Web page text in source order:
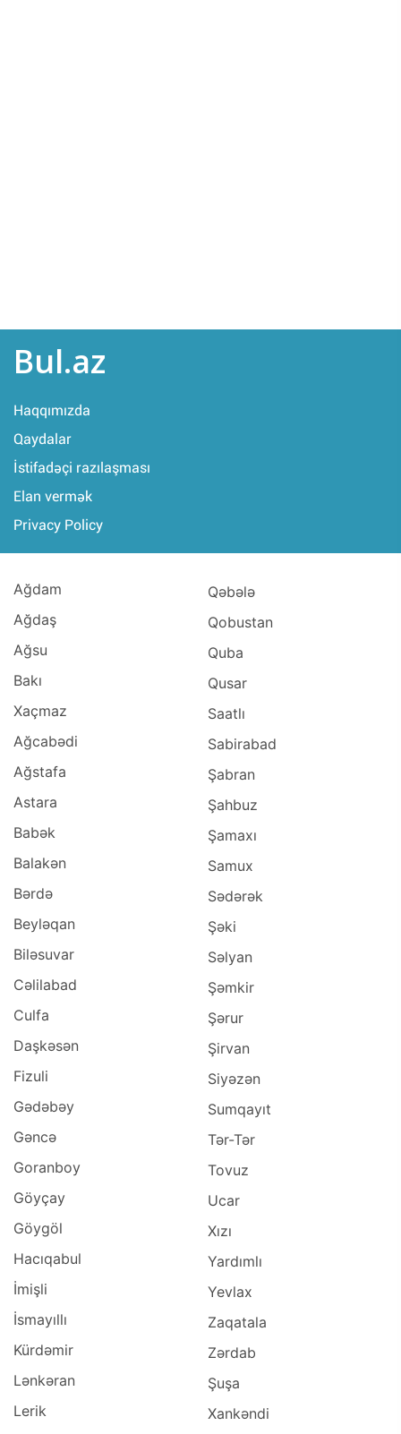
Bul.az
Haqqımızda
Qaydalar
İstifadəçi razılaşması
Elan vermək
Privacy Policy
Ağdam
Ağdaş
Ağsu
Bakı
Xaçmaz
Ağcabədi
Ağstafa
Astara
Babək
Balakən
Bərdə
Beyləqan
Biləsuvar
Cəlilabad
Culfa
Daşkəsən
Fizuli
Gədəbəy
Gəncə
Goranboy
Göyçay
Göygöl
Hacıqabul
İmişli
İsmayıllı
Kürdəmir
Lənkəran
Lerik
Qəbələ
Qobustan
Quba
Qusar
Saatlı
Sabirabad
Şabran
Şahbuz
Şamaxı
Samux
Sədərək
Şəki
Səlyan
Şəmkir
Şərur
Şirvan
Siyəzən
Sumqayıt
Tər-Tər
Tovuz
Ucar
Xızı
Yardımlı
Yevlax
Zaqatala
Zərdab
Şuşa
Xankəndi